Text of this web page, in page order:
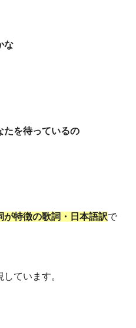
な
たを待っているの
が特徴の歌詞・日本語訳で
ています。